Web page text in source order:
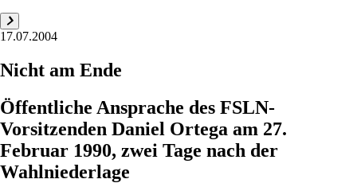
17.07.2004
Nicht am Ende
Öffentliche Ansprache des FSLN-
Vorsitzenden Daniel Ortega am 27.
Februar 1990, zwei Tage nach der
Wahlniederlage